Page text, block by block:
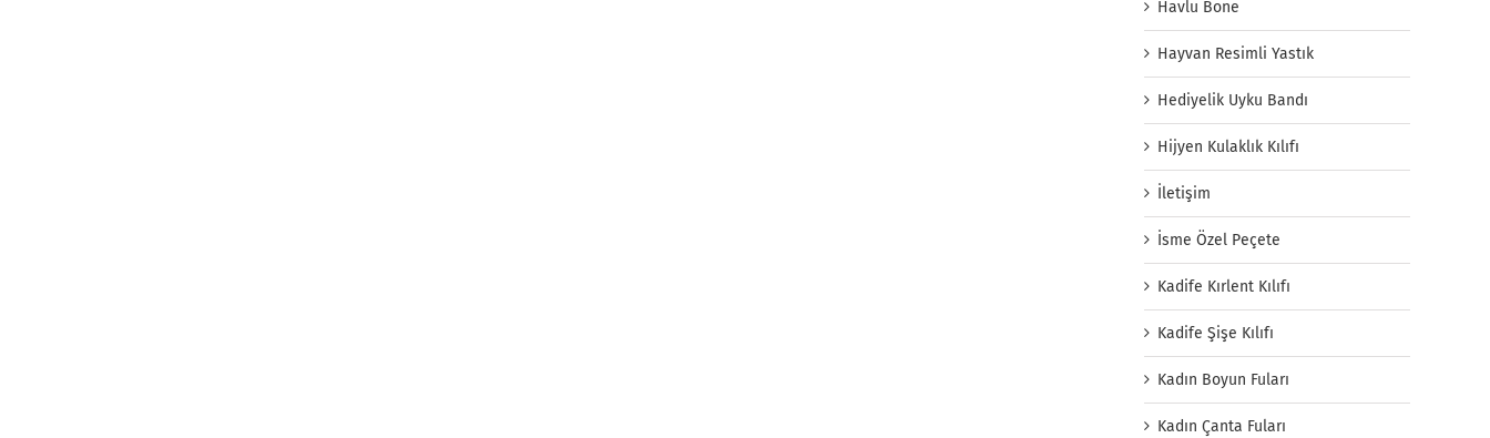
Havlu Bone
Hayvan Resimli Yastık
Hediyelik Uyku Bandı
Hijyen Kulaklık Kılıfı
İletişim
İsme Özel Peçete
Kadife Kırlent Kılıfı
Kadife Şişe Kılıfı
Kadın Boyun Fuları
Kadın Çanta Fuları